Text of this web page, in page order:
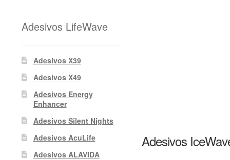
Adesivos
Adesivos LifeWave
Adesivos X39
Adesivos X49
Adesivos Energy
Enhancer
Adesivos Silent Nights
Adesivos AcuLife
Adesivos ALAVIDA